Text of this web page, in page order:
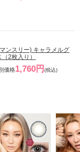
ンスリー) キャラメルグ
2枚入り）
価格1,760円 (税込)